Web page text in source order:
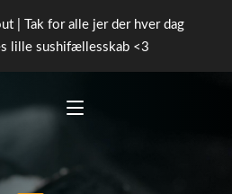
| Tak for alle jer der hver dag
lille sushifællesskab <3